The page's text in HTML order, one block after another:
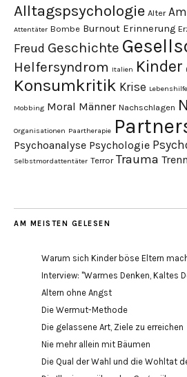
Alltagspsychologie Alter
Attentäter Bombe Burnout Erinnerung
Freud Geschichte
Helfersyndrom Italien Kinder
Konsumkritik Krise Lebenshilfe
Mobbing Moral Männer Nachschlagen
Organisationen Paartherapie
Psychoanalyse Psychologie
Selbstmordattentäter Terror Trauma
AM MEISTEN GELESEN
Warum sich Kinder böse Eltern
Interview: "Warmes Denken, Kaltes
Altern ohne Angst
Die Wermut-Methode
Die gelassene Art, Ziele zu erreichen
Nie mehr allein mit Bäumen
Die Qual der Wahl und die Wohltat